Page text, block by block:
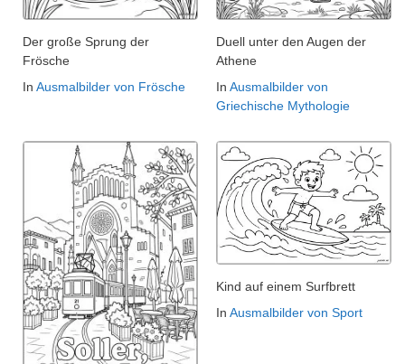
Der große Sprung der
Frösche
In Ausmalbilder von Frösche
Duell unter den Augen der
Athene
In Ausmalbilder von
Griechische Mythologie
Kind auf einem Surfbrett
In Ausmalbilder von Sport